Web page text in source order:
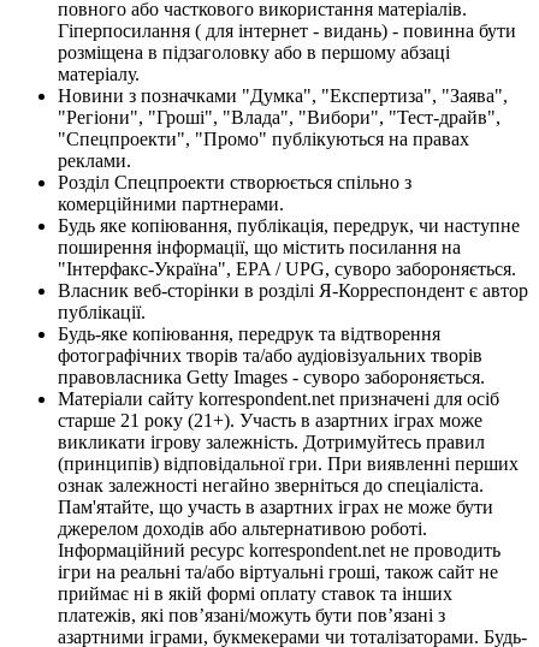
повного або часткового використання матеріалів.
Гіперпосилання ( для інтернет - видань) - повинна бути
розміщена в підзаголовку або в першому абзаці
матеріалу.
Новини з позначками "Думка", "Експертиза", "Заява",
"Регіони", "Гроші", "Влада", "Вибори", "Тест-драйв",
"Спецпроекти", "Промо" публікуються на правах
реклами.
Розділ Спецпроекти створюється спільно з
комерційними партнерами.
Будь яке копіювання, публікація, передрук, чи наступне
поширення інформації, що містить посилання на
"Інтерфакс-Україна", EPA / UPG, суворо забороняється.
Власник веб-сторінки в розділі Я-Корреспондент є автор
публікації.
Будь-яке копіювання, передрук та відтворення
фотографічних творів та/або аудіовізуальних творів
правовласника Getty Images - суворо забороняється.
Матеріали сайту korrespondent.net призначені для осіб
старше 21 року (21+). Участь в азартних іграх може
викликати ігрову залежність. Дотримуйтесь правил
(принципів) відповідальної гри. При виявленні перших
ознак залежності негайно зверніться до спеціаліста.
Пам'ятайте, що участь в азартних іграх не може бути
джерелом доходів або альтернативою роботі.
Інформаційний ресурс korrespondent.net не проводить
ігри на реальні та/або віртуальні гроші, також сайт не
приймає ні в якій формі оплату ставок та інших
платежів, які пов’язані/можуть бути пов’язані з
азартними іграми, букмекерами чи тоталізаторами. Будь-